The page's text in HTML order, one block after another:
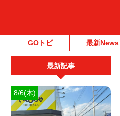
GOトピ 最新News
最新記事
8/6(木)